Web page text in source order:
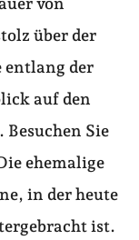
über der
entlang der
auf den
Sie
ehemalige
in der heute
ist.